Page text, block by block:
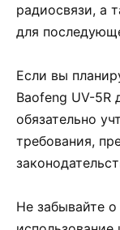
радиосвязи, а
для
Если вы
Baofeng UV-5R
обязательно
требования,
Не забывайте